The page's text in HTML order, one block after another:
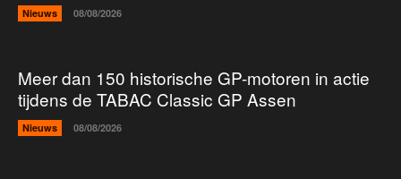
Nieuws 08/08/2026
Meer dan 150 historische GP-motoren in actie
tijdens de TABAC Classic GP Assen
Nieuws 08/08/2026